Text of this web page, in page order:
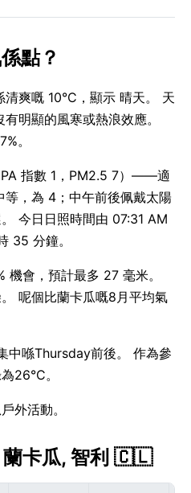
點？
爽嘅 10°C，顯示 晴天。 天
明顯的風寒或熱浪效應。
。
指數 1，PM2.5 7）——適
，為 4；中午前後佩戴太陽
今日日照時間由 07:31 AM
35 分鐘。
會，預計最多 27 毫米。
呢個比蘭卡瓜嘅8月平均氣
中喺Thursday前後。 作為參
26°C。
外活動。
蘭卡瓜, 智利 🇨🇱